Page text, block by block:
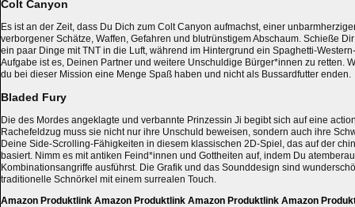
Colt Canyon
Es ist an der Zeit, dass Du Dich zum Colt Canyon aufmachst, einer
verborgener Schätze, Waffen, Gefahren und blutrünstigem Abschaum. Schieße
ein paar Dinge mit TNT in die Luft, während im Hintergrund ein Spaghetti-
Aufgabe ist es, Deinen Partner und weitere Unschuldige Bürger*innen zu retten.
du bei dieser Mission eine Menge Spaß haben und nicht als Bussardfutter enden.
Bladed Fury
Die des Mordes angeklagte und verbannte Prinzessin Ji begibt sich auf eine
Rachefeldzug muss sie nicht nur ihre Unschuld beweisen, sondern auch ihre
Deine Side-Scrolling-Fähigkeiten in diesem klassischen 2D-Spiel, das auf der
basiert. Nimm es mit antiken Feind*innen und Gottheiten auf, indem Du
Kombinationsangriffe ausführst. Die Grafik und das Sounddesign sind
traditionelle Schnörkel mit einem surrealen Touch.
Amazon Produktlink Amazon Produktlink Amazon Produktlink Amazon